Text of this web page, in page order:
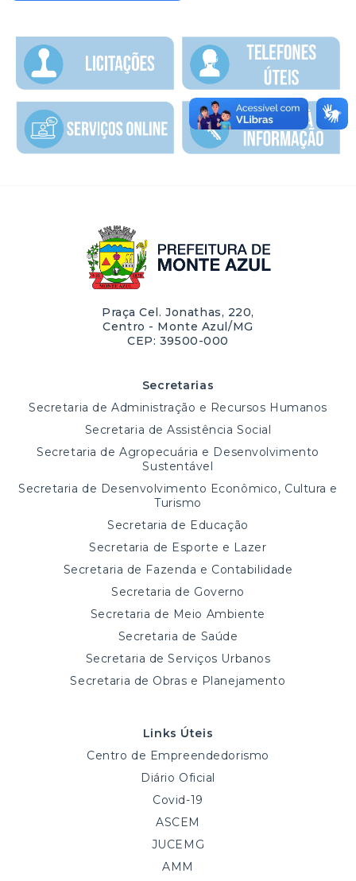
Praça Cel. Jonathas, 220,
Centro - Monte Azul/MG
CEP: 39500-000
Secretarias
Secretaria de Administração e Recursos Humanos
Secretaria de Assistência Social
Secretaria de Agropecuária e Desenvolvimento
Sustentável
Secretaria de Desenvolvimento Econômico, Cultura e
Turismo
Secretaria de Educação
Secretaria de Esporte e Lazer
Secretaria de Fazenda e Contabilidade
Secretaria de Governo
Secretaria de Meio Ambiente
Secretaria de Saúde
Secretaria de Serviços Urbanos
Secretaria de Obras e Planejamento
Links Úteis
Centro de Empreendedorismo
Diário Oficial
Covid-19
ASCEM
JUCEMG
AMM